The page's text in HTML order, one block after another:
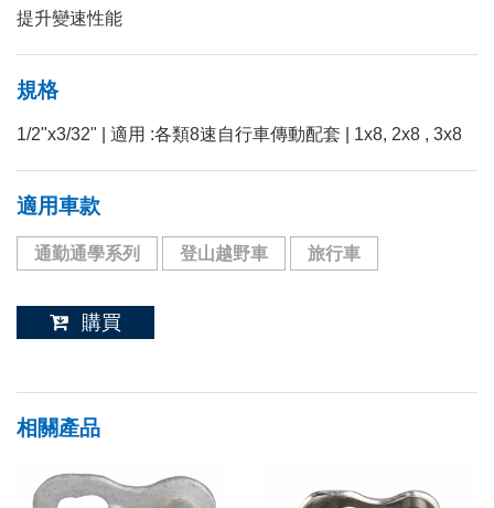
提升變速性能
規格
1/2"x3/32" | 適用 :各類8速自行車傳動配套 | 1x8, 2x8 , 3x8
適用車款
通勤通學系列 登山越野車 旅行車
購買
相關產品